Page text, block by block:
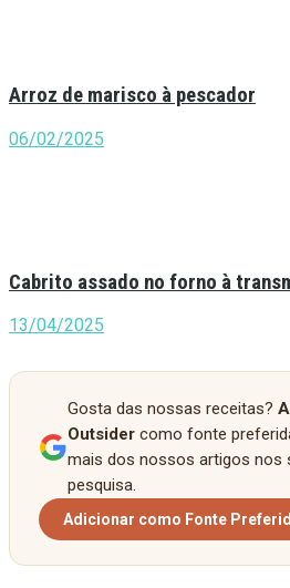
Arroz de marisco à pescador
06/02/2025
Cabrito assado no forno à
13/04/2025
Gosta das nossas receitas?
Outsider como fonte
mais dos nossos artigos nos
pesquisa.
Adicionar como Fonte